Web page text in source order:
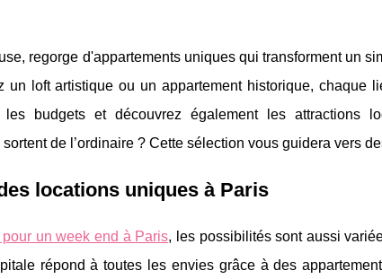
regorge d'appartements uniques qui transforment un
un loft artistique ou un appartement historique, chaque
budgets et découvrez également les attractions
sortent de l’ordinaire ? Cette sélection vous guidera vers
locations uniques à Paris
pour un week end à Paris, les possibilités sont aussi
répond à toutes les envies grâce à des